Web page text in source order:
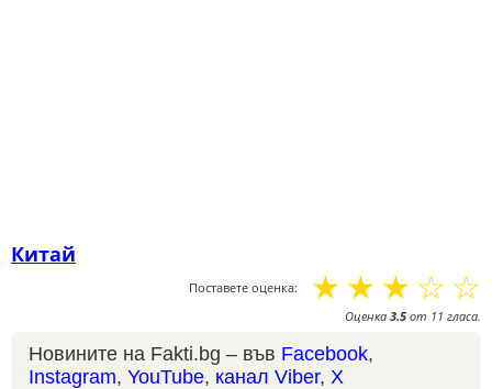
Китай
Поставете оценка: ☆
☆
☆
☆
☆
Оценка 3.5 от 11 гласа.
Новините на Fakti.bg – във Facebook,
Instagram, YouTube, канал Viber, X